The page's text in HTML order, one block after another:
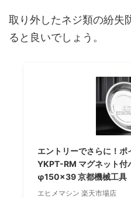
取り外したネジ類の紛失
ると良いでしょう。
エントリーでさらに！
YKPT-RM マグネット付
φ150×39 京都機械工具
エヒメマシン 楽天市場店